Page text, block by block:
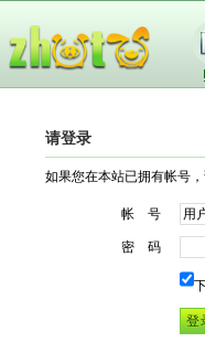
请登录
如果您在本站已拥有帐号
帐 号
密 码